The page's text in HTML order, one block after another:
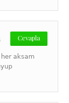
Cevapla
aksam